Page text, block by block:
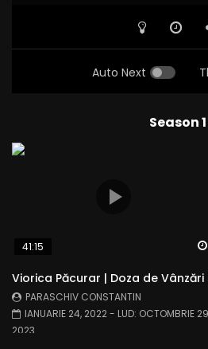
Auto Next
Season 1
41:15
Viorica Păcurar | Doza de Vânzări
PARASCHIV CONSTANTIN
IANUARIE 24, 2022- LUD: OCTOMBRIE
2023